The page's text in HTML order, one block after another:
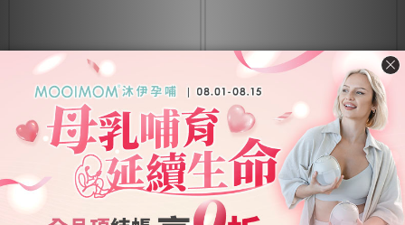
Smartb 史瑪特寶 L.Paracasei調
理果凍
NT$450 ~ NT$900
Smartb 史瑪特寶 Elderberry防護
果凍
NT$450 ~ NT$1,148